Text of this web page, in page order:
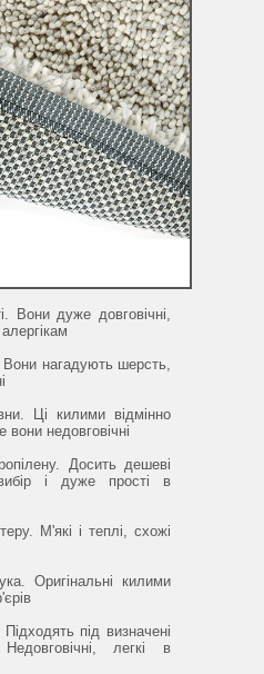
Вони дуже довговічні,
Вони нагадують шерсть,
Ці килими відмінно
недовговічні
Досить дешеві
і дуже прості в
М'які і теплі, схожі
Оригінальні килими
Підходять під визначені
Недовговічні, легкі в